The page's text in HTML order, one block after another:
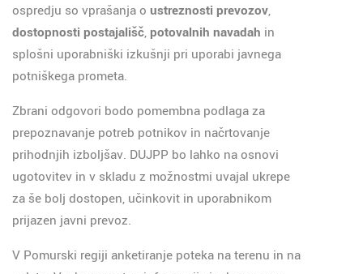
ospredju so vprašanja o ustreznosti prevozov,
dostopnosti postajališč, potovalnih navadah in
splošni uporabniški izkušnji pri uporabi javnega
potniškega prometa.
Zbrani odgovori bodo pomembna podlaga za
prepoznavanje potreb potnikov in načrtovanje
prihodnjih izboljšav. DUJPP bo lahko na osnovi
ugotovitev in v skladu z možnostmi uvajal ukrepe
za še bolj dostopen, učinkovit in uporabnikom
prijazen javni prevoz.
V Pomurski regiji anketiranje poteka na terenu in na